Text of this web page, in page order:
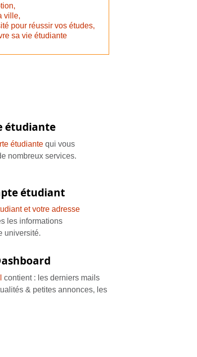
ville,
pour réussir vos études,
sa vie étudiante
étudiante
étudiantequi vous
nombreux services.
étudiant
et votre adresse
les informations
université.
contient : les derniers mails
& petites annonces, les